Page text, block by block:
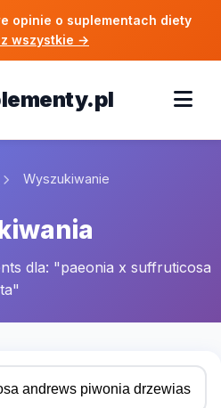
opinie o suplementach diety
wszystkie →
Wyszukiwanie
dla: "paeonia x suffruticosa